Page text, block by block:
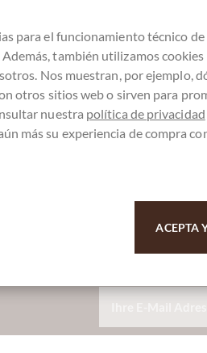
25 Jahren. Das
für erfrischende
para el funcionamiento técnico
también utilizamos
Nos muestran, por ejemplo,
otros sitios web o sirven para
nuestra política de privacidad
más su experiencia de compra
ACEPTA